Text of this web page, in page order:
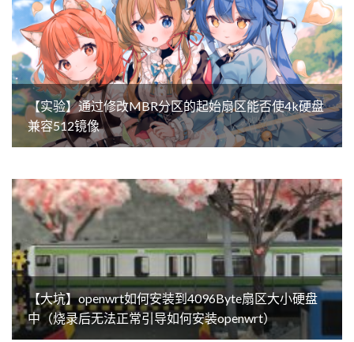
【实验】通过修改MBR分区的起始扇区能否使4k硬盘
兼容512镜像
【大坑】openwrt如何安装到4096Byte扇区大小硬盘
中（烧录后无法正常引导如何安装openwrt）